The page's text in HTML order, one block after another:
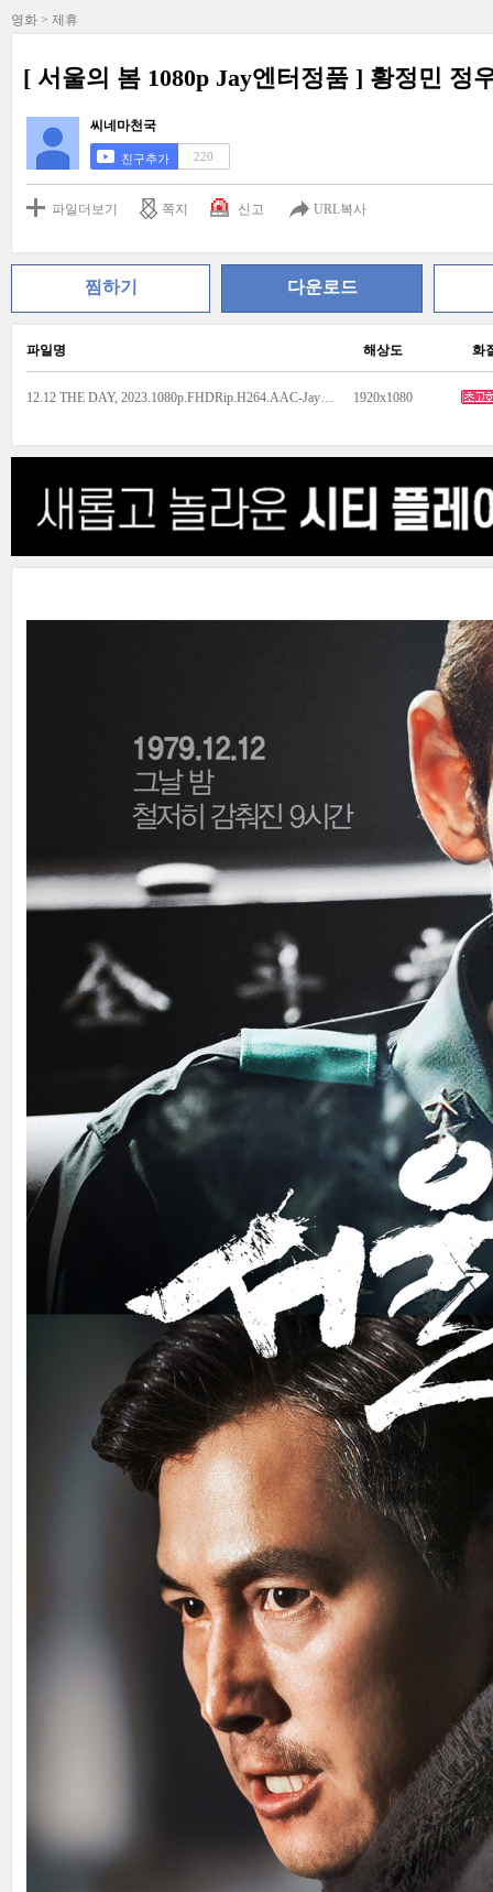
영화 > 제휴
[ 서울의 봄 1080p Jay엔터정품 ] 황정민 정
씨네마천국
친구추가 220
파일더보기 쪽지 신고 URL복사
찜하기 다운로드
파일명 해상도 화
12.12 THE DAY, 2023.1080p.FHDRip.H264.AAC-Jaye.mp4 1920x1080